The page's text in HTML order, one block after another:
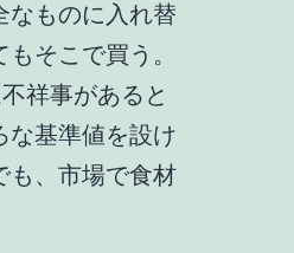
なものに入れ替
そこで買う。
祥事があると
な基準値を設け
も、市場で食材